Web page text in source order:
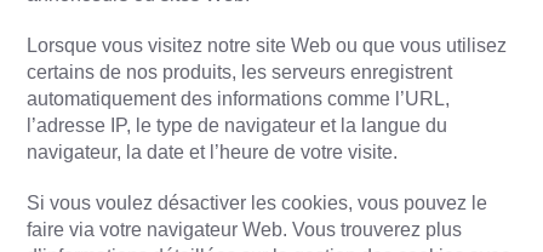
Lorsque vous visitez notre site Web ou que vous utilisez
certains de nos produits, les serveurs enregistrent
automatiquement des informations comme l’URL,
l’adresse IP, le type de navigateur et la langue du
navigateur, la date et l’heure de votre visite.
Si vous voulez désactiver les cookies, vous pouvez le
faire via votre navigateur Web. Vous trouverez plus